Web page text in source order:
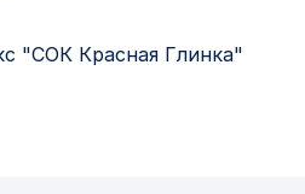
"СОК Красная Глинка"